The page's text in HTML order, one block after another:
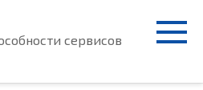
сервисов